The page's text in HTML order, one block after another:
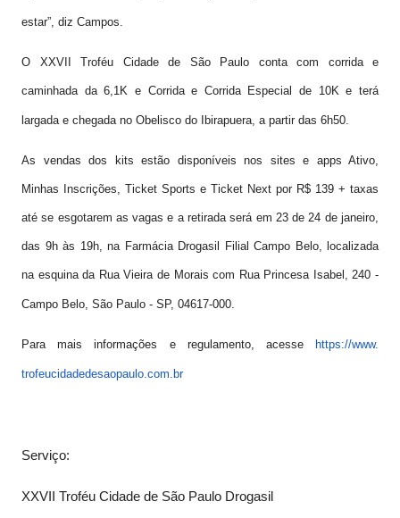
estar”, diz Campos.
O XXVII Troféu Cidade de São Paulo conta com corrida e
caminhada da 6,1K e Corrida e Corrida Especial de 10K e terá
largada e chegada no Obelisco do Ibirapuera, a partir das 6h50.
As vendas dos kits estão disponíveis nos sites e apps Ativo,
Minhas Inscrições, Ticket Sports e Ticket Next por R$ 139 + taxas
até se esgotarem as vagas e a retirada será em 23 de 24 de janeiro,
das 9h às 19h, na Farmácia Drogasil Filial Campo Belo, localizada
na esquina da Rua Vieira de Morais com Rua Princesa Isabel, 240 -
Campo Belo, São Paulo - SP, 04617-000.
Para mais informações e regulamento, acesse https://www.
trofeucidadedesaopaulo.com.br
Serviço:
XXVII Troféu Cidade de São Paulo Drogasil